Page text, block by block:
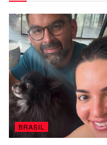
BRASIL